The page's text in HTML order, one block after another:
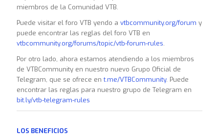
miembros de la Comunidad VTB.
Puede visitar el foro VTB yendo a vtbcommunity.org/forum y
puede encontrar las reglas del foro VTB en
vtbcommunity.org/forums/topic/vtb-forum-rules.
Por otro lado, ahora estamos atendiendo a los miembros
de VTBCommunity en nuestro nuevo Grupo Oficial de
Telegram, que se ofrece ent.me/VTBCommunity. Puede
encontrar las reglas para nuestro grupo de Telegram en
bit.ly/vtb-telegram-rules
LOS BENEFICIOS